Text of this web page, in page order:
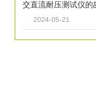
2024-05-21